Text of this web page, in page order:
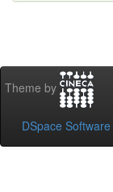
Theme by
DSpace Software